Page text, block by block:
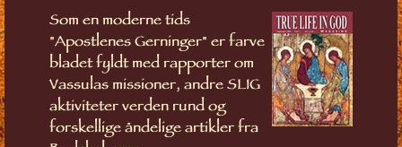
Som en moderne tids
"Apostlenes Gerninger" er farve
bladet fyldt med rapporter om
Vassulas missioner, andre SLIG
aktiviteter verden rund og
forskellige åndelige artikler fra